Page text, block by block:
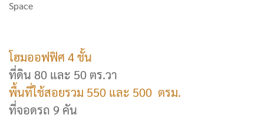
Space
โฮมออฟฟิศ 4 ชั้น
ที่ดิน 80 และ 50 ตร.วา
พื้นที่ใช้สอยรวม 550 และ 500 ตรม.
ที่จอดรถ 9 คัน